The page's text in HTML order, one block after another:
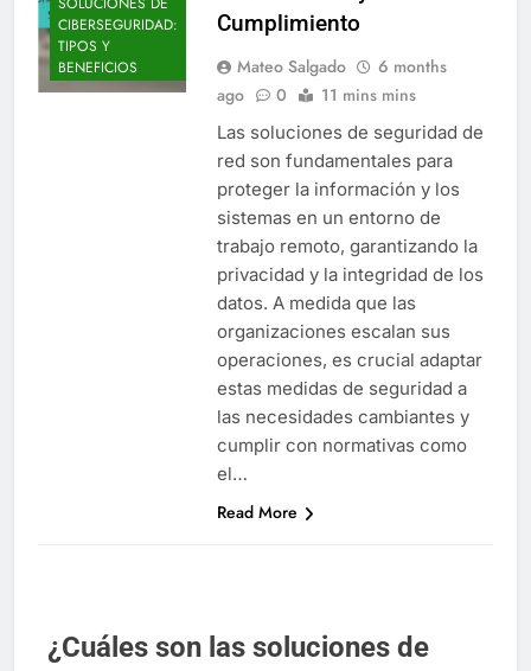
CIBERSEGURIDAD:
TIPOS Y
BENEFICIOS
Cumplimiento
Mateo Salgado
6 months
ago
0 11 mins mins
Las soluciones de seguridad de
red son fundamentales para
proteger la información y los
sistemas en un entorno de
trabajo remoto, garantizando la
privacidad y la integridad de los
datos. A medida que las
organizaciones escalan sus
operaciones, es crucial adaptar
estas medidas de seguridad a
las necesidades cambiantes y
cumplir con normativas como
el…
Read More
¿Cuáles son las soluciones de